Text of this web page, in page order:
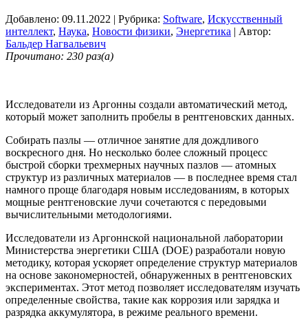
Добавлено: 09.11.2022 | Рубрика: Software, Искусственный
интеллект, Наука, Новости физики, Энергетика | Автор:
Бальдер Нагвальевич
Прочитано: 230 раз(а)
Исследователи из Аргонны создали автоматический метод,
который может заполнить пробелы в рентгеновских данных.
Собирать пазлы — отличное занятие для дождливого
воскресного дня. Но несколько более сложный процесс
быстрой сборки трехмерных научных пазлов — атомных
структур из различных материалов — в последнее время стал
намного проще благодаря новым исследованиям, в которых
мощные рентгеновские лучи сочетаются с передовыми
вычислительными методологиями.
Исследователи из Аргоннской национальной лаборатории
Министерства энергетики США (DOE) разработали новую
методику, которая ускоряет определение структур материалов
на основе закономерностей, обнаруженных в рентгеновских
экспериментах. Этот метод позволяет исследователям изучать
определенные свойства, такие как коррозия или зарядка и
разрядка аккумулятора, в режиме реального времени.